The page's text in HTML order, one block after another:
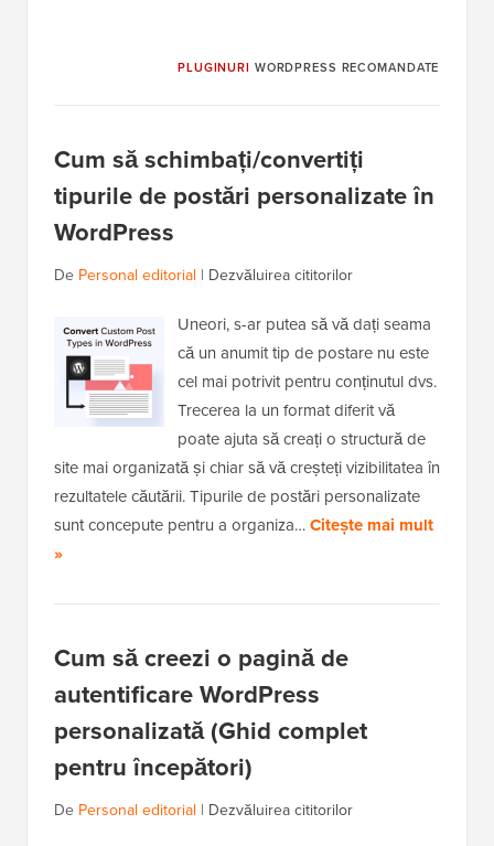
PLUGINURI WORDPRESS RECOMANDATE
Cum să schimbați/convertiți
tipurile de postări personalizate în
WordPress
De Personal editorial | Dezvăluirea cititorilor
Uneori, s-ar putea să vă dați seama
că un anumit tip de postare nu este
cel mai potrivit pentru conținutul dvs.
Trecerea la un format diferit vă
poate ajuta să creați o structură de
site mai organizată și chiar să vă creșteți vizibilitatea în
rezultatele căutării. Tipurile de postări personalizate
sunt concepute pentru a organiza…Citește mai mult
»
Cum să creezi o pagină de
autentificare WordPress
personalizată (Ghid complet
pentru începători)
De Personal editorial | Dezvăluirea cititorilor